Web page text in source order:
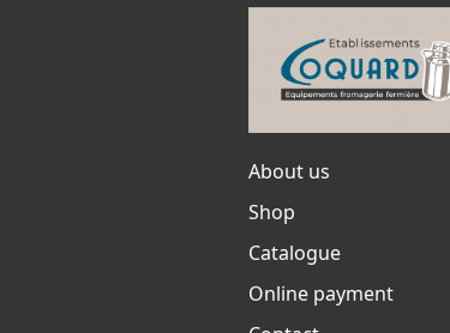
About us
Shop
Catalogue
Online payment